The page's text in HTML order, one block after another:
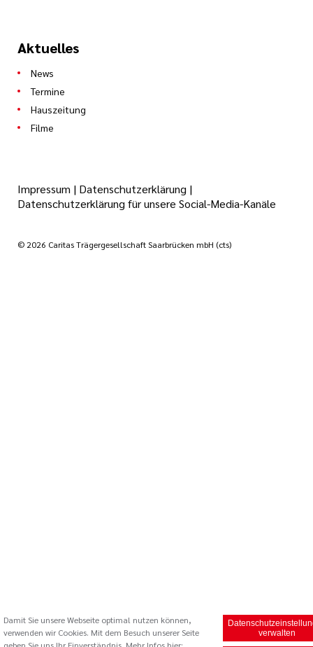
Aktuelles
News
Termine
Hauszeitung
Filme
© 2026 Caritas Trägergesellschaft Saarbrücken mbH (cts)
Impressum | Datenschutzerklärung |
Datenschutzerklärung für unsere Social-Media-Kanäle
verwalten
Damit Sie unsere Webseite optimal nutzen können,
verwenden wir Cookies. Mit dem Besuch unserer Seite